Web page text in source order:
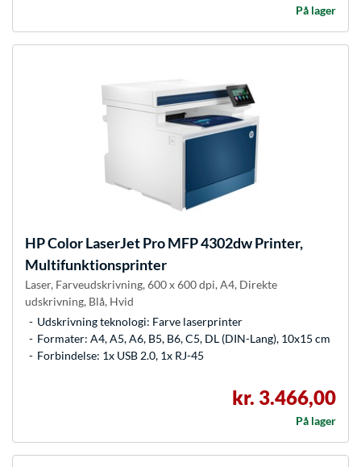
På lager
HPColor LaserJet Pro MFP 4302dw Printer,
Multifunktionsprinter
Laser, Farveudskrivning, 600 x 600 dpi, A4, Direkte
udskrivning, Blå, Hvid
Udskrivning teknologi: Farve laserprinter
Formater: A4, A5, A6, B5, B6, C5, DL (DIN-Lang), 10x15 cm
Forbindelse: 1x USB 2.0, 1x RJ-45
kr. 3.466,00
På lager